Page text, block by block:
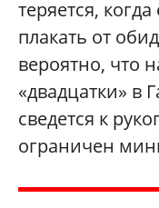
теряется,
плакать от
вероятно, что
«двадцатки» в
сведется к
ограничен